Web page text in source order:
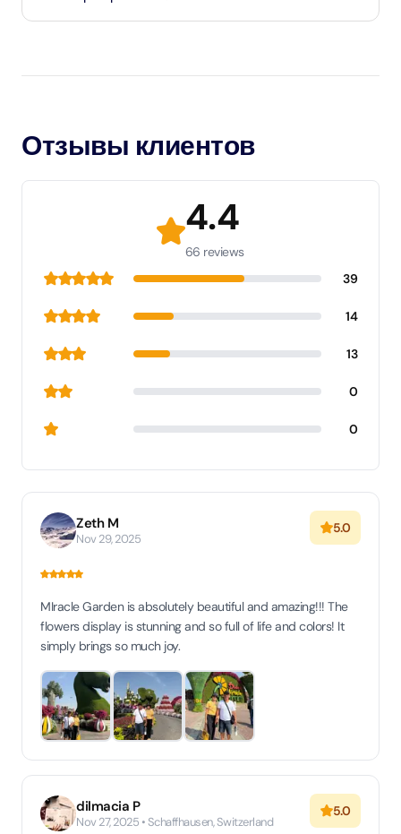
Отзывы клиентов
4.4
66 reviews
39
14
13
0
0
Zeth M
Nov 29, 2025
5.0
MIracle Garden is absolutely beautiful and amazing!!! The
flowers display is stunning and so full of life and colors! It
simply brings so much joy.
dilmacia P
Nov 27, 2025 • Schaffhausen, Switzerland
5.0